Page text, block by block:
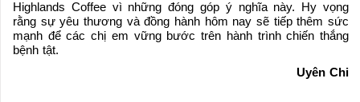
Highlands Coffee vì những đóng góp ý nghĩa này. Hy vọng
rằng sự yêu thương và đồng hành hôm nay sẽ tiếp thêm sức
mạnh để các chị em vững bước trên hành trình chiến thắng
bệnh tật.
Uyên Chi